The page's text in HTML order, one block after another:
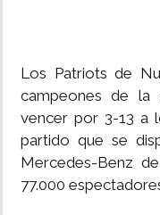
Los Patriots de
campeones de la
vencer por 3-13 a
partido que se
Mercedes-Benz
77.000